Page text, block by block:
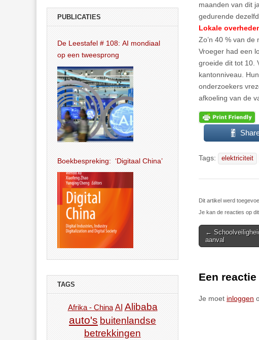
maanden van dit
gedurende
Lokale
Zo’n 40 % van
Vroeger had een
groeide dit tot 10.
kantonniveau.
onderzoekers
afkoeling van de
Tags: elektriciteit
Dit artikel werd
Je kan de reacties op
Post
navigation
←
aanval
Een
Je moet inloggen
PUBLICATIES
De Leestafel # 108: AI mondiaal
op een tweesprong
Boekbespreking: ‘Digitaal China’
TAGS
Afrika - China AI Alibaba
auto's buitenlandse
betrekkingen